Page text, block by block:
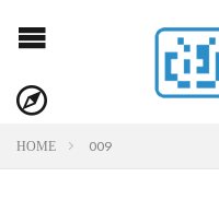
HOME 009